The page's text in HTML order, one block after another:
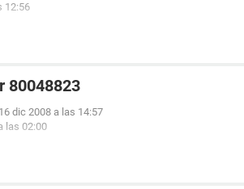
12:56
80048823
16 dic 2008 a las 14:57
las 02:00